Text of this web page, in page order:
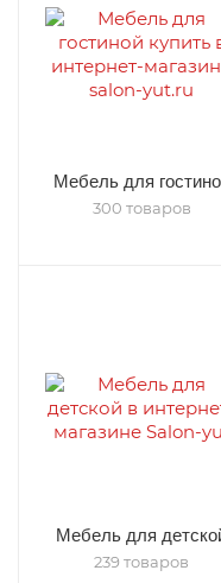
Мебель для
300 товаров
Мебель для
239 товаров